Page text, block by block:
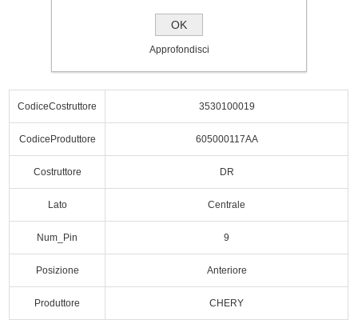
Acquista
CodiceCostruttore 3530100019
CodiceProduttore 605000117AA
Costruttore DR
Lato Centrale
Num_Pin 9
Posizione Anteriore
Produttore CHERY
OK
Approfondisci